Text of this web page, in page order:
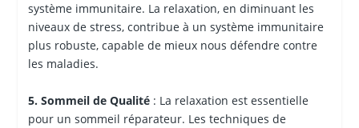
système immunitaire. La relaxation, en diminuant les
niveaux de stress, contribue à un système immunitaire
plus robuste, capable de mieux nous défendre contre
les maladies.
5. Sommeil de Qualité: La relaxation est essentielle
pour un sommeil réparateur. Les techniques de